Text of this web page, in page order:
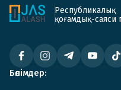
Республикалық
қоғамдық-саяси
Бөлімдер: